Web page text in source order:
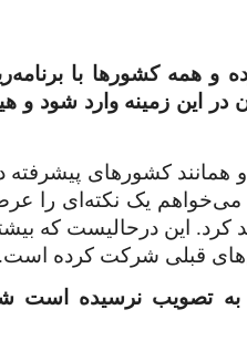
همه کشورها با
این زمینه وارد شود و
همانند کشورهای پیشرفته
می‌خواهم یک نکته‌ای را
کرد. این درحالیست که
به تصویب نرسیده